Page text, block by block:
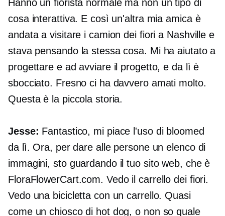
Hanno un fiorista normale ma non un tipo di
cosa interattiva. E così un'altra mia amica è
andata a visitare i camion dei fiori a Nashville e
stava pensando la stessa cosa. Mi ha aiutato a
progettare e ad avviare il progetto, e da lì è
sbocciato. Fresno ci ha davvero amati molto.
Questa è la piccola storia.
Jesse: Fantastico, mi piace l'uso di bloomed
da lì. Ora, per dare alle persone un elenco di
immagini, sto guardando il tuo sito web, che è
FloraFlowerCart.com. Vedo il carrello dei fiori.
Vedo una bicicletta con un carrello. Quasi
come un chiosco di hot dog, o non so quale